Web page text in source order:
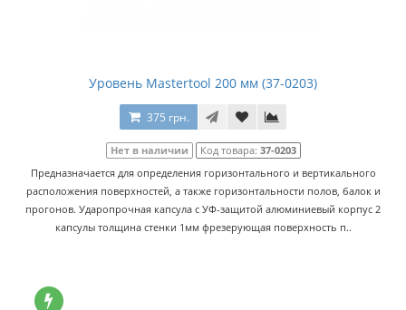
Уровень Mastertool 200 мм (37-0203)
375 грн.
Нет в наличии Код товара: 37-0203
Предназначается для определения горизонтального и вертикального
расположения поверхностей, а также горизонтальности полов, балок и
прогонов. Ударопрочная капсула с УФ-защитой алюминиевый корпус 2
капсулы толщина стенки 1мм фрезерующая поверхность п..